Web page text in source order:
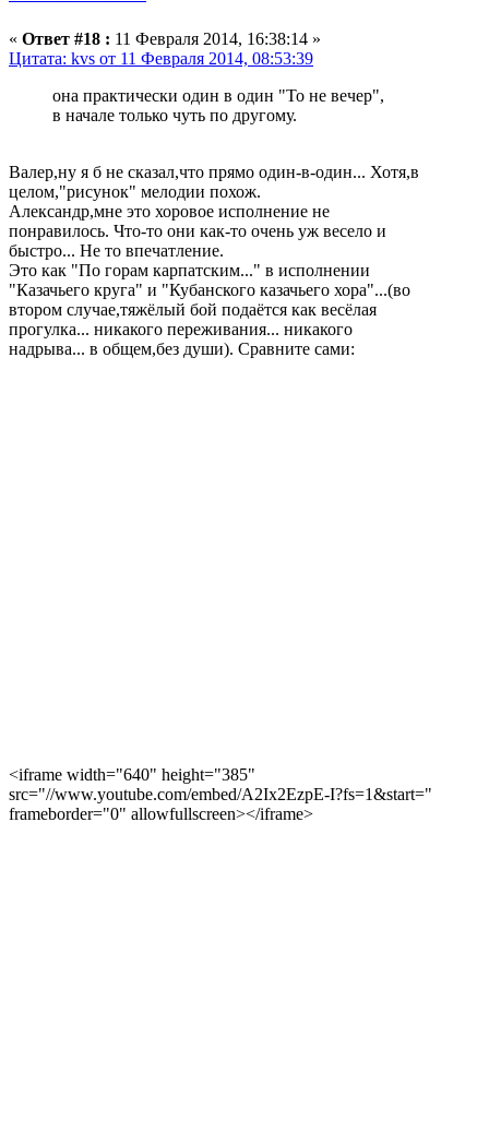
« Ответ #18 : 11 Февраля 2014, 16:38:14 »
Цитата: kvs от 11 Февраля 2014, 08:53:39
она практически один в один "То не вечер",
в начале только чуть по другому.
Валер,ну я б не сказал,что прямо один-в-один... Хотя,в
целом,"рисунок" мелодии похож.
Александр,мне это хоровое исполнение не
понравилось. Что-то они как-то очень уж весело и
быстро... Не то впечатление.
Это как "По горам карпатским..." в исполнении
"Казачьего круга" и "Кубанского казачьего хора"...(во
втором случае,тяжёлый бой подаётся как весёлая
прогулка... никакого переживания... никакого
надрыва... в общем,без души). Сравните сами:
<iframe width="640" height="385"
src="//www.youtube.com/embed/A2Ix2EzpE-I?fs=1&start="
frameborder="0" allowfullscreen></iframe>